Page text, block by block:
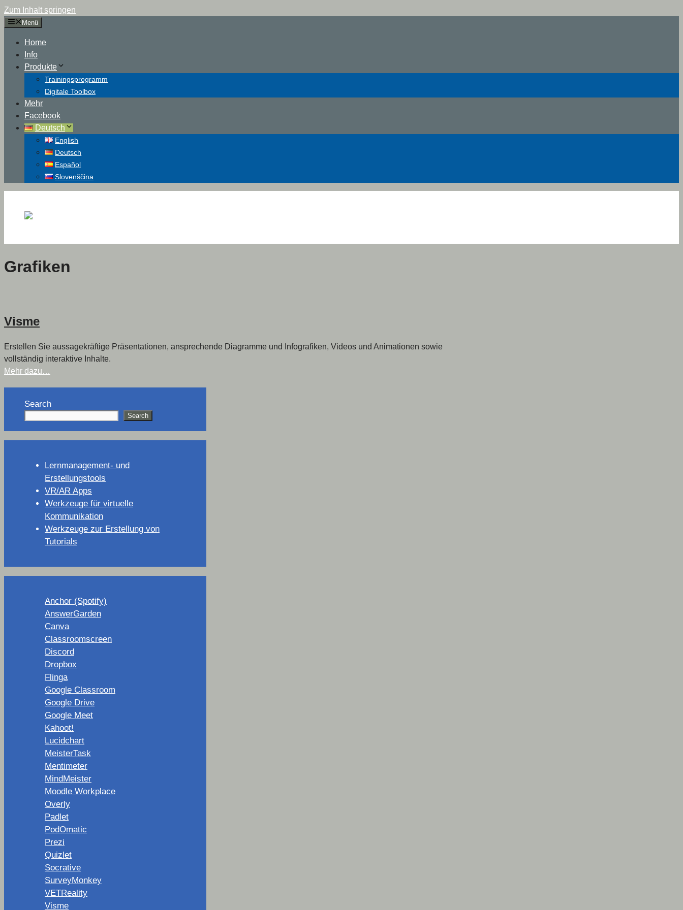
Zum Inhalt springen
Menü
Home
Info
Produkte
Trainingsprogramm
Digitale Toolbox
Mehr
Facebook
Deutsch
English
Deutsch
Español
Slovenščina
Grafiken
Visme
Erstellen Sie aussagekräftige Präsentationen, ansprechende Diagramme und Infografiken, Videos und Animationen sowie
vollständig interaktive Inhalte.
Mehr dazu…
Search
Search
Lernmanagement- und
Erstellungstools
VR/AR Apps
Werkzeuge für virtuelle
Kommunikation
Werkzeuge zur Erstellung von
Tutorials
Anchor (Spotify)
AnswerGarden
Canva
Classroomscreen
Discord
Dropbox
Flinga
Google Classroom
Google Drive
Google Meet
Kahoot!
Lucidchart
MeisterTask
Mentimeter
MindMeister
Moodle Workplace
Overly
Padlet
PodOmatic
Prezi
Quizlet
Socrative
SurveyMonkey
VETReality
Visme